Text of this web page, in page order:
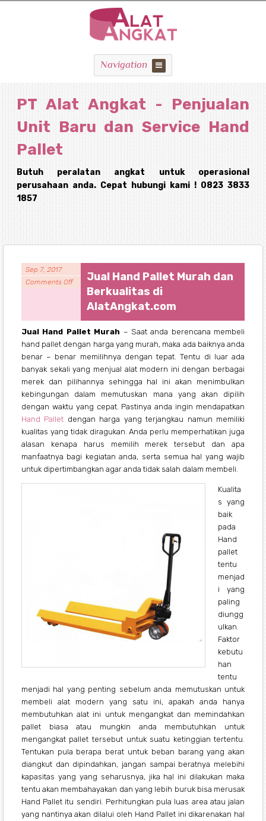
Navigation
PT Alat Angkat - Penjualan
Unit Baru dan Service Hand
Pallet
Butuh peralatan angkat untuk operasional
perusahaan anda. Cepat hubungi kami ! 0823 3833
1857
Sep 7, 2017
Comments Off
Jual Hand Pallet Murah dan
Berkualitas di
AlatAngkat.com
Jual Hand Pallet Murah – Saat anda berencana membeli
hand pallet dengan harga yang murah, maka ada baiknya anda
benar – benar memilihnya dengan tepat. Tentu di luar ada
banyak sekali yang menjual alat modern ini dengan berbagai
merek dan pilihannya sehingga hal ini akan menimbulkan
kebingungan dalam memutuskan mana yang akan dipilih
dengan waktu yang cepat. Pastinya anda ingin mendapatkan
Hand Pallet dengan harga yang terjangkau namun memiliki
kualitas yang tidak diragukan. Anda perlu memperhatikan juga
alasan kenapa harus memilih merek tersebut dan apa
manfaatnya bagi kegiatan anda, serta semua hal yang wajib
untuk dipertimbangkan agar anda tidak salah dalam membeli.
Kualita
s yang
baik
pada
Hand
pallet
tentu
menjad
i yang
paling
diungg
ulkan.
Faktor
kebutu
han
tentu
menjadi hal yang penting sebelum anda memutuskan untuk
membeli alat modern yang satu ini, apakah anda hanya
membutuhkan alat ini untuk mengangkat dan memindahkan
pallet biasa atau mungkin anda membutuhkan untuk
mengangkat pallet tersebut untuk suatu ketinggian tertentu.
Tentukan pula berapa berat untuk beban barang yang akan
diangkut dan dipindahkan, jangan sampai beratnya melebihi
kapasitas yang yang seharusnya, jika hal ini dilakukan maka
tentu akan membahayakan dan yang lebih buruk bisa merusak
Hand Pallet itu sendiri. Perhitungkan pula luas area atau jalan
yang nantinya akan dilalui oleh Hand Pallet ini dikarenakan hal